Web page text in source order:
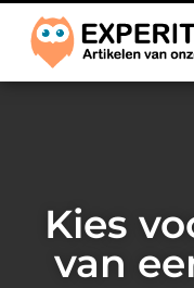
Kies
van